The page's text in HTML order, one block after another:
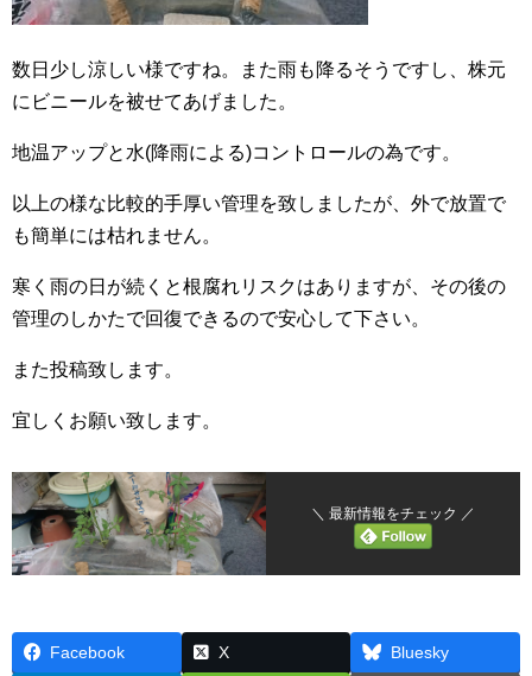
数日少し涼しい様ですね。また雨も降るそうですし、株元
にビニールを被せてあげました。
地温アップと水(降雨による)コントロールの為です。
以上の様な比較的手厚い管理を致しましたが、外で放置で
も簡単には枯れません。
寒く雨の日が続くと根腐れリスクはありますが、その後の
管理のしかたで回復できるので安心して下さい。
また投稿致します。
宜しくお願い致します。
＼ 最新情報をチェック ／
Facebook X Bluesky